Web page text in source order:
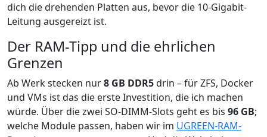
dich die drehenden Platten aus, bevor die 10-Gigabit-
Leitung ausgereizt ist.
Der RAM-Tipp und die ehrlichen
Grenzen
Ab Werk stecken nur8 GB DDR5drin – für ZFS, Docker
und VMs ist das die erste Investition, die ich machen
würde. Über die zwei SO-DIMM-Slots geht es bis 96 GB;
welche Module passen, haben wir im UGREEN-RAM-